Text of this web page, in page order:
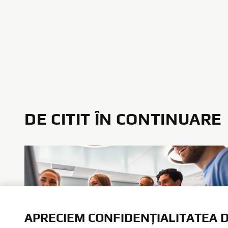
DE CITIT ÎN CONTINUARE
APRECIEM CONFIDENȚIALITATEA